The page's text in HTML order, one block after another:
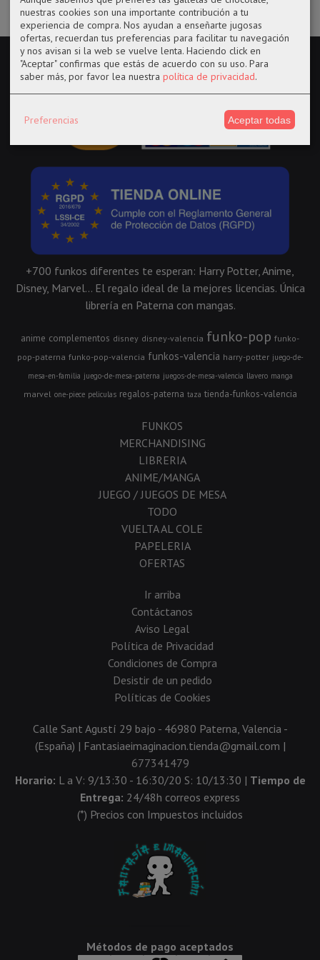
+700 funkos diferentes te esperan: Harry Potter, Anime,
Disney, Marvel... El regalo ideal de la mejores licencias. Única
librería en Paterna con mangas.
anime complementos disney disney-valencia funko-pop funko-
pop-paterna funko-pop-valencia funkos-valencia harry-potter juego-de-
mesa-en-familia juego-de-mesa-paterna juegos-de-mesa-valencia llavero manga
marvel one-piece peliculas regalos-paterna taza tienda-funkos-valencia
FUNKOS
MERCHANDISING
LIBRERIA
ANIME/MANGA
JUEGO / JUEGOS DE MESA
TODO
VUELTA AL COLE
PAPELERIA
OFERTAS
Ir arriba
Contáctanos
Aviso Legal
Política de Privacidad
Condiciones de Compra
Desistir de un pedido
Políticas de Cookies
Calle Sant Agustí 29 bajo - 46980 Paterna, Valencia -
(España) | Fantasiaeimaginacion.tienda@gmail.com |
677341479
Horario: L a V: 9/13:30 - 16:30/20 S: 10/13:30 | Tiempo de
Entrega: 24/48h correos express
(*) Precios con Impuestos incluidos
Métodos de pago aceptados
nuestras cookies son una importante contribución a tu
experiencia de compra. Nos ayudan a enseñarte jugosas
ofertas, recuerdan tus preferencias para facilitar tu navegación
y nos avisan si la web se vuelve lenta. Haciendo click en
"Aceptar" confirmas que estás de acuerdo con su uso. Para
saber más, por favor lea nuestra política de privacidad.
Preferencias Aceptar todas